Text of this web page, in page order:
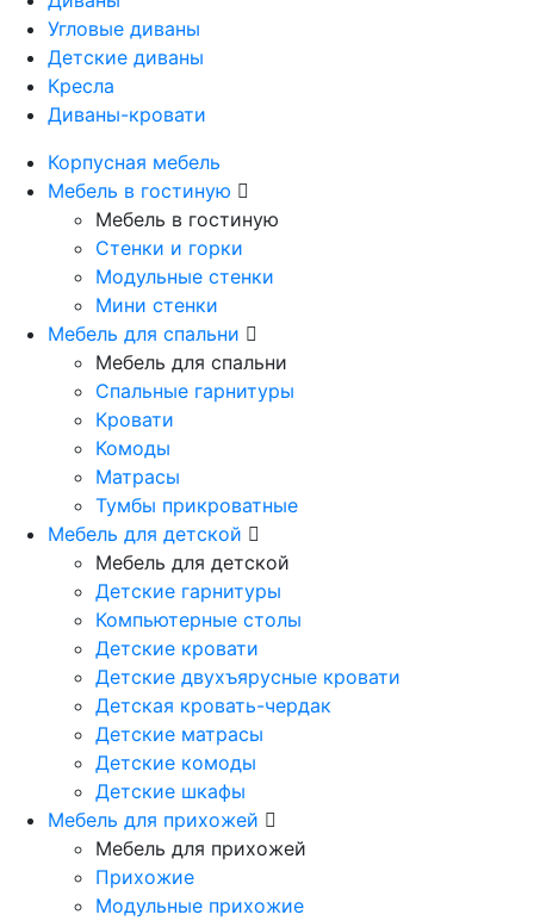
Угловые диваны
Детские диваны
Кресла
Диваны-кровати
Корпусная мебель
Мебель в гостиную
Мебель в гостиную
Стенки и горки
Модульные стенки
Мини стенки
Мебель для спальни
Мебель для спальни
Спальные гарнитуры
Кровати
Комоды
Матрасы
Тумбы прикроватные
Мебель для детской
Мебель для детской
Детские гарнитуры
Компьютерные столы
Детские кровати
Детские двухъярусные кровати
Детская кровать-чердак
Детские матрасы
Детские комоды
Детские шкафы
Мебель для прихожей
Мебель для прихожей
Прихожие
Модульные прихожие